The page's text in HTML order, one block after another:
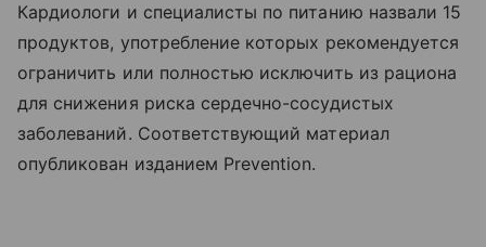
Кардиологи и специалисты по питанию назвали 15
продуктов, употребление которых рекомендуется
ограничить или полностью исключить из рациона
для снижения риска сердечно-сосудистых
заболеваний. Соответствующий материал
опубликован изданием Prevention.